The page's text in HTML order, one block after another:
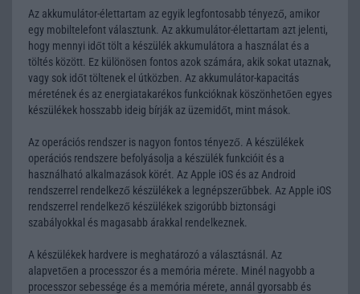
Az akkumulátor-élettartam az egyik legfontosabb tényező, amikor
egy mobiltelefont választunk. Az akkumulátor-élettartam azt jelenti,
hogy mennyi időt tölt a készülék akkumulátora a használat és a
töltés között. Ez különösen fontos azok számára, akik sokat utaznak,
vagy sok időt töltenek el útközben. Az akkumulátor-kapacitás
méretének és az energiatakarékos funkcióknak köszönhetően egyes
készülékek hosszabb ideig bírják az üzemidőt, mint mások.
Az operációs rendszer is nagyon fontos tényező. A készülékek
operációs rendszere befolyásolja a készülék funkcióit és a
használható alkalmazások körét. Az Apple iOS és az Android
rendszerrel rendelkező készülékek a legnépszerűbbek. Az Apple iOS
rendszerrel rendelkező készülékek szigorúbb biztonsági
szabályokkal és magasabb árakkal rendelkeznek.
A készülékek hardvere is meghatározó a választásnál. Az
alapvetően a processzor és a memória mérete. Minél nagyobb a
processzor sebessége és a memória mérete, annál gyorsabb és